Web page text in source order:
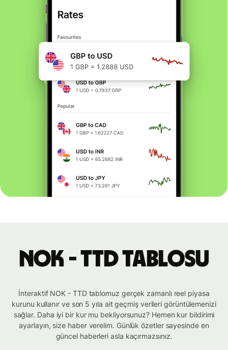
NOK - TTD tablosu
İnteraktif NOK - TTD tablomuz gerçek zamanlı reel piyasa
kurunu kullanır ve son 5 yıla ait geçmiş verileri görüntülemenizi
sağlar. Daha iyi bir kur mu bekliyorsunuz? Hemen kur bildirimi
ayarlayın, size haber verelim. Günlük özetler sayesinde en
güncel haberleri asla kaçırmazsınız.